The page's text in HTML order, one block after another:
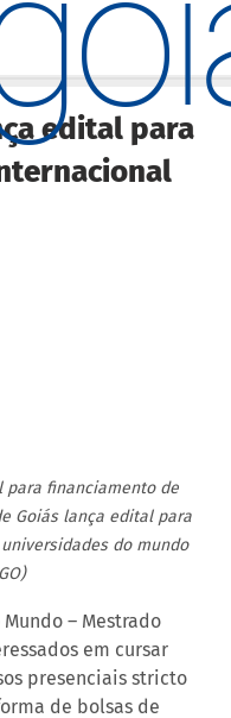
edital para
para financiamento de
Goiás lança edital para
do mundo
– Mestrado
em cursar
presenciais stricto
de bolsas de